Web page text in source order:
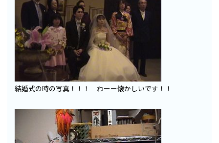
結婚式の時の写真！！！ わーー懐かしいです！！